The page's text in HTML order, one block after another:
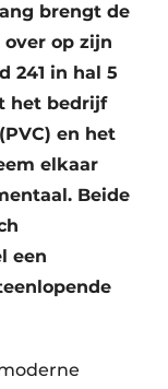
brengt de
op zijn
241 in hal 5
het bedrijf
en het
elkaar
Beide
een